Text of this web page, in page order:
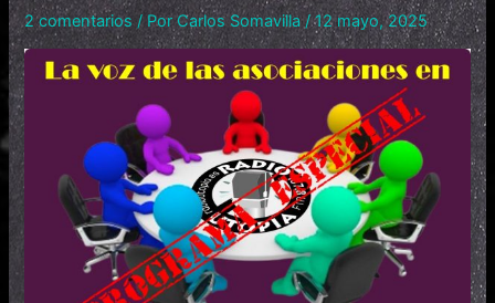
2 comentarios / PorCarlos Somavilla/12 mayo, 2025